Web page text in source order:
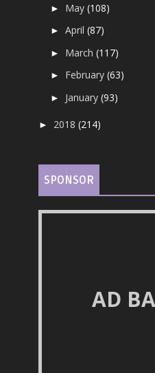
► May(108)
►April(87)
► March(117)
► February(63)
► January(93)
► 2018(214)
SPONSOR
AD